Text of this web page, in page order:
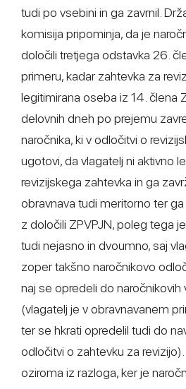
tudi po vsebini in ga zavrnil.
komisija pripominja, da je
določili tretjega odstavka 26.
primeru, kadar zahtevka za
legitimirana oseba iz 14. člena
delovnih dneh po prejemu
naročnika, ki v odločitvi o
ugotovi, da vlagatelj ni aktivno
revizijskega zahtevka in ga
obravnava tudi meritorno ter
z določili ZPVPJN, poleg tega
tudi nejasno in dvoumno, saj
zoper takšno naročnikovo
naj se opredeli do
(vlagatelj je v obravnavanem
ter se hkrati opredelil tudi do
odločitvi o zahtevku za
oziroma iz razloga, ker je